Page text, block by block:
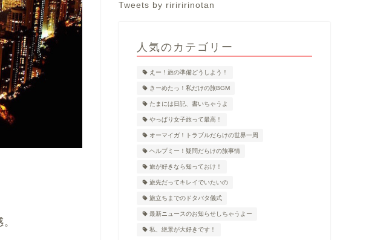
Tweets by ririririnotan
人気のカテゴリー
えー！旅の準備どうしよう！
きーめたっ！私だけの旅BGM
たまには日記、書いちゃうよ
やっぱり女子旅って最高！
オーマイガ！トラブルだらけの世界一周
ヘルプミー！疑問だらけの旅事情
旅が好きなら知っておけ！
旅先だってキレイでいたいの
旅立ちまでのドタバタ儀式
最新ニュースのお知らせしちゃうよー
私、絶景が大好きです！